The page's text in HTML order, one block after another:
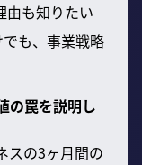
由も知りたい
も、事業戦略
の罠を説明し
スの3ヶ月間の